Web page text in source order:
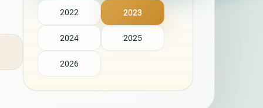
2022 2023
2024 2025
2026